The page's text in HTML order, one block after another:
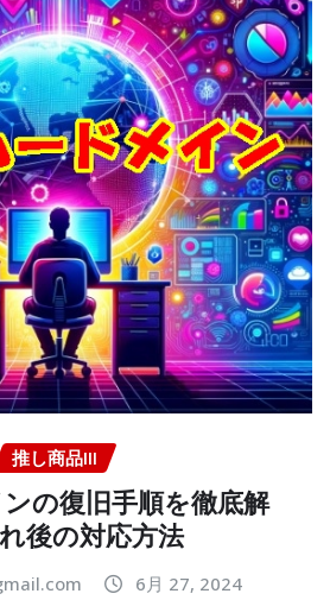
推し商品III
の復旧手順を徹底解
後の対応方法
6月 27, 2024